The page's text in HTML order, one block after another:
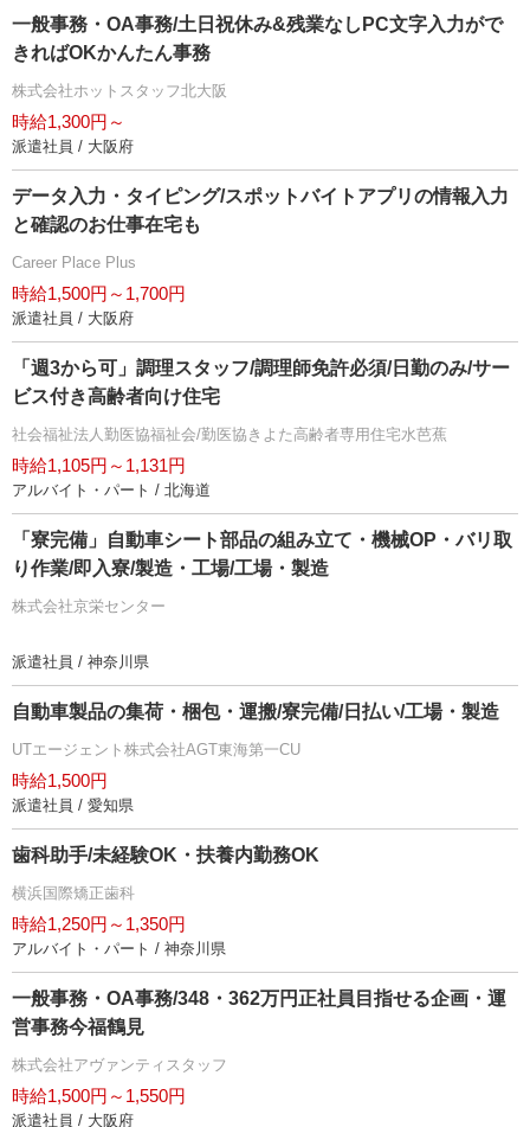
一般事務・OA事務/土日祝休み&残業なしPC文字入力がで
きればOKかんたん事務
株式会社ホットスタッフ北大阪
時給1,300円～
派遣社員 / 大阪府
データ入力・タイピング/スポットバイトアプリの情報入力
と確認のお仕事在宅も
Career Place Plus
時給1,500円～1,700円
派遣社員 / 大阪府
「週3から可」調理スタッフ/調理師免許必須/日勤のみ/サー
ビス付き高齢者向け住宅
社会福祉法人勤医協福祉会/勤医協きよた高齢者専用住宅水芭蕉
時給1,105円～1,131円
アルバイト・パート / 北海道
「寮完備」自動車シート部品の組み立て・機械OP・バリ取
り作業/即入寮/製造・工場/工場・製造
株式会社京栄センター
派遣社員 / 神奈川県
自動車製品の集荷・梱包・運搬/寮完備/日払い/工場・製造
UTエージェント株式会社AGT東海第一CU
時給1,500円
派遣社員 / 愛知県
歯科助手/未経験OK・扶養内勤務OK
横浜国際矯正歯科
時給1,250円～1,350円
アルバイト・パート / 神奈川県
一般事務・OA事務/348・362万円正社員目指せる企画・運
営事務今福鶴見
株式会社アヴァンティスタッフ
時給1,500円～1,550円
派遣社員 / 大阪府